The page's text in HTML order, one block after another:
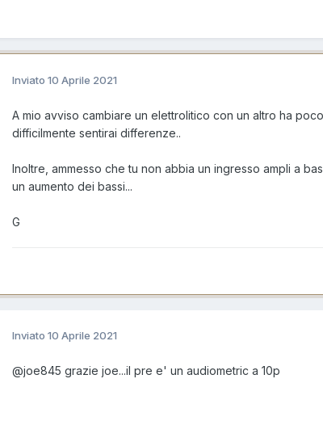
Inviato 10 Aprile 2021
A mio avviso cambiare un elettrolitico con un altro ha
difficilmente sentirai differenze..
Inoltre, ammesso che tu non abbia un ingresso ampli a
un aumento dei bassi...
G
Inviato 10 Aprile 2021
@joe845 grazie joe...il pre e' un audiometric a 10p